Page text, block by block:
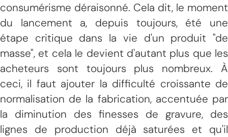
consumérisme déraisonné. Cela dit, le moment
du lancement a, depuis toujours, été une
étape critique dans la vie d'un produit "de
masse", et cela le devient d'autant plus que les
acheteurs sont toujours plus nombreux. À
ceci, il faut ajouter la difficulté croissante de
normalisation de la fabrication, accentuée par
la diminution des finesses de gravure, des
lignes de production déjà saturées et qu'il